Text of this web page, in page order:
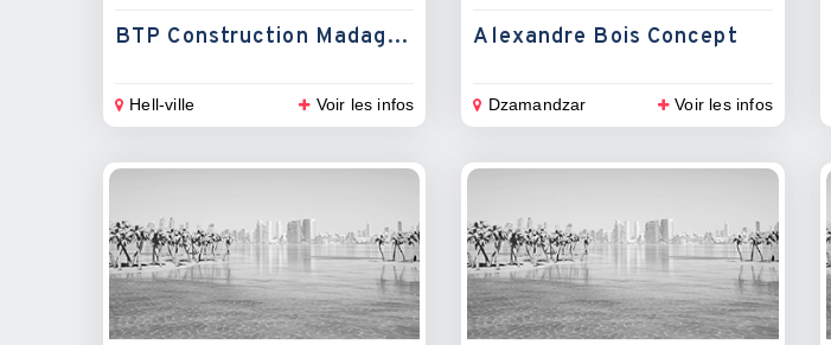
BTP Construction Madagascar
Hell-ville Voir les infos
Alexandre Bois Concept
Dzamandzar Voir les infos